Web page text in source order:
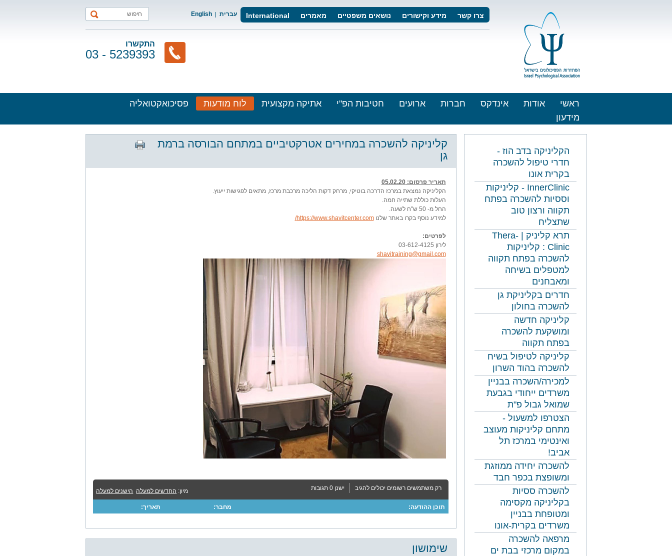
צרו קשר מידע וקישורים נושאים משפטיים מאמרים International עברית English
התקשרו
03 - 5239393
ראשי אודות אינדקס חברות ארועים חטיבות הפ"י אתיקה מקצועית לוח מודעות
פסיכואקטואליה
מידעון
הקליניקה בדב הוז -
חדרי טיפול להשכרה
בקרית אונו
InnerClinic - קליניקות
וססיות להשכרה בפתח
תקווה ורצון טוב
שתצליח
תרא קליניק | Thera-
Clinic : קליניקות
להשכרה בפתח תקווה
למטפלים בשיחה
ומאבחנים
חדרים בקליניקת גן
להשכרה בחולון
קליניקה חדשה
ומושקעת להשכרה
בפתח תקווה
קליניקה לטיפול בשיח
להשכרה בהוד השרון
למכירה/השכרה בבניין
משרדים ייחודי בגבעת
שמואל גבול פ"ת
הצטרפו למשעול -
מתחם קליניקות מעוצב
ואינטימי במרכז תל
אביב!
להשכרה יחידה ממוזגת
ומשופצת בכפר חבד
להשכרה ססיות
בקליניקה מקסימה
ומטופחת בבניין
משרדים בקרית-אונו
מרפאה להשכרה
במקום מרכזי בבת ים
קליניקה להשכרה במחירים אטרקטיביים במתחם הבורסה ברמת
גן
תאריך פרסום: 05.02.20
הקליניקה נמצאת במרכז הדרכה בוטיקי, מרחק דקות הליכה מרכבת מרכז, מתאים לפגישות ייעוץ.
העלות כוללת שתייה חמה.
החל מ- 50 ש"ח לשעה.
למידע נוסף בקרו באתר שלנוhttps://www.shavitcenter.com/
לפרטים:
לירון 03-612-4125
shavitraining@gmail.com
רק משתמשים רשומים יכולים להגיב ישנן 0 תגובות מיון: החדשים למעלה הישנים למעלה
תוכן ההודעה: מחבר: תאריך:
שימושון